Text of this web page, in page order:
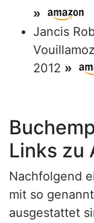
»
Jancis
2012 »
Links zu
Nachfolgend
mit so
ausgestattet